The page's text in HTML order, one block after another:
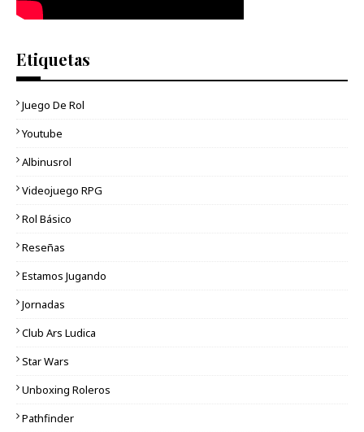
Etiquetas
Juego De Rol
Youtube
Albinusrol
Videojuego RPG
Rol Básico
Reseñas
Estamos Jugando
Jornadas
Club Ars Ludica
Star Wars
Unboxing Roleros
Pathfinder